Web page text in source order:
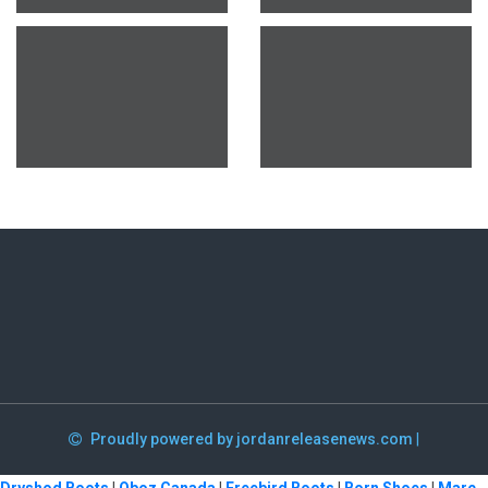
Proudly powered by jordanreleasenews.com